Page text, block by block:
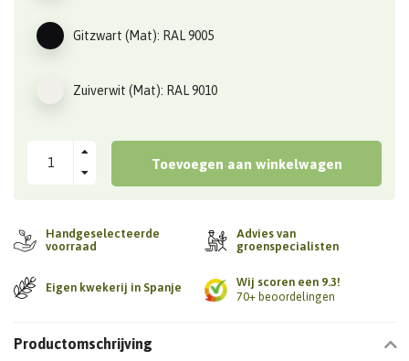
Gitzwart (Mat): RAL 9005
Zuiverwit (Mat): RAL 9010
Toevoegen aan winkelwagen
Handgeselecteerde
voorraad
Advies van
groenspecialisten
Eigen kwekerij in Spanje
Wij scoren een 9.3!
70+ beoordelingen
Productomschrijving